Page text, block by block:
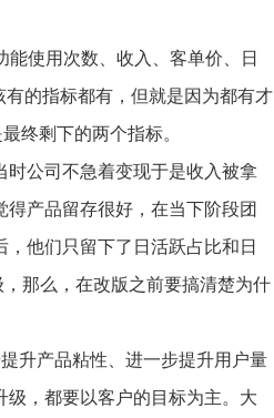
使用次数、收入、客单价、日
的指标都有，但就是因为都有才
终剩下的两个指标。
公司不急着变现于是收入被拿
产品留存很好，在当下阶段团
他们只留下了日活跃占比和日
那么，在改版之前要搞清楚为什
升产品粘性、进一步提升用户量
，都要以客户的目标为主。大